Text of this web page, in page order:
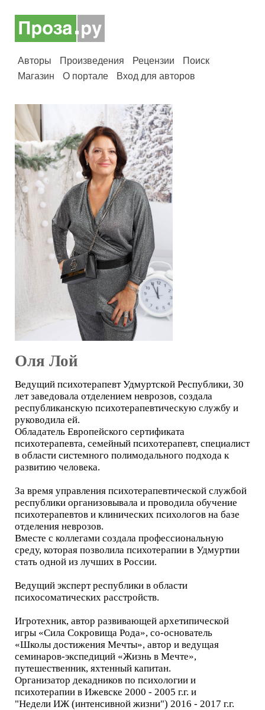
Авторы Произведения Рецензии
Поиск
Магазин
О портале Вход для авторов
Оля Лой
Ведущий психотерапевт Удмуртской Республики, 30
лет заведовала отделением неврозов, создала
республиканскую психотерапевтическую службу и
руководила ей.
Обладатель Европейского сертификата
психотерапевта, семейный психотерапевт, специалист
в области системного полимодального подхода к
развитию человека.
За время управления психотерапевтической службой
республики организовывала и проводила обучение
психотерапевтов и клинических психологов на базе
отделения неврозов.
Вместе с коллегами создала профессиональную
среду, которая позволила психотерапии в Удмуртии
стать одной из лучших в России.
Ведущий эксперт республики в области
психосоматических расстройств.
Игротехник, автор развивающей архетипической
игры «Сила Сокровища Рода», со-основатель
«Школы достижения Мечты», автор и ведущая
семинаров-экспедиций «Жизнь в Мечте»,
путешественник, яхтенный капитан.
Организатор декадников по психологии и
психотерапии в Ижевске 2000 - 2005 г.г. и
"Недели ИЖ (интенсивной жизни") 2016 - 2017 г.г.